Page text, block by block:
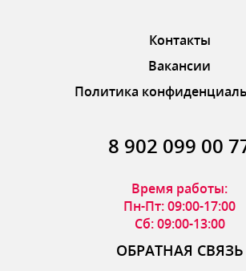
Контакты
Вакансии
Политика
8 902 099 00
Время работы:
Пн-Пт: 09:00-17:00
Сб: 09:00-13:00
ОБРАТНАЯ СВЯЗЬ